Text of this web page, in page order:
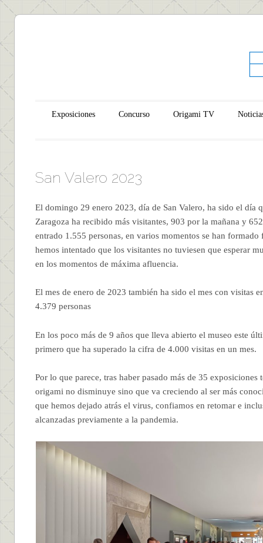
Main menu
Skip to content
Exposiciones Concurso Origami TV
San Valero 2023
El domingo 29 enero 2023, día de San Valero, ha sido el día
Zaragoza ha recibido más visitantes, 903 por la mañana y
entrado 1.555 personas, en varios momentos se han formado
hemos intentado que los visitantes no tuviesen que esperar
en los momentos de máxima afluencia.
El mes de enero de 2023 también ha sido el mes con visitas
4.379 personas
En los poco más de 9 años que lleva abierto el museo este
primero que ha superado la cifra de 4.000 visitas en un mes.
Por lo que parece, tras haber pasado más de 35 exposiciones
origami no disminuye sino que va creciendo al ser más
que hemos dejado atrás el virus, confiamos en retomar e
alcanzadas previamente a la pandemia.